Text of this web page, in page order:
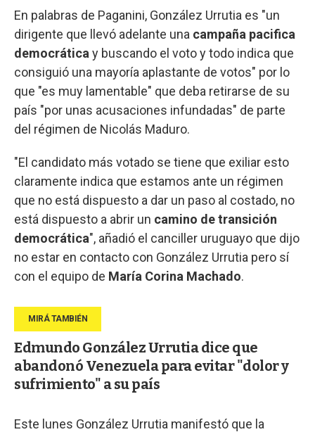
En palabras de Paganini, González Urrutia es "un
dirigente que llevó adelante una campaña pacifica
democrática y buscando el voto y todo indica que
consiguió una mayoría aplastante de votos" por lo
que "es muy lamentable" que deba retirarse de su
país "por unas acusaciones infundadas" de parte
del régimen de Nicolás Maduro.
"El candidato más votado se tiene que exiliar esto
claramente indica que estamos ante un régimen
que no está dispuesto a dar un paso al costado, no
está dispuesto a abrir un camino de transición
democrática", añadió el canciller uruguayo que dijo
no estar en contacto con González Urrutia pero sí
con el equipo de María Corina Machado.
Edmundo González Urrutia dice que
abandonó Venezuela para evitar "dolor y
sufrimiento" a su país
Este lunes González Urrutia manifestó que la